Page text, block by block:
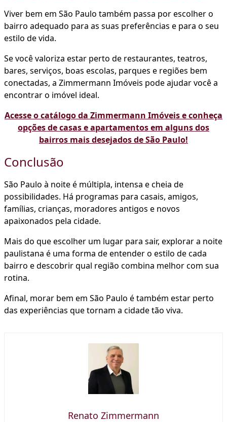
Viver bem em São Paulo também passa por escolher o
bairro adequado para as suas preferências e para o seu
estilo de vida.
Se você valoriza estar perto de restaurantes, teatros,
bares, serviços, boas escolas, parques e regiões bem
conectadas, a Zimmermann Imóveis pode ajudar você a
encontrar o imóvel ideal.
Acesse o catálogo da Zimmermann Imóveis e conheça
opções de casas e apartamentos em alguns dos
bairros mais desejados de São Paulo!
Conclusão
São Paulo à noite é múltipla, intensa e cheia de
possibilidades. Há programas para casais, amigos,
famílias, crianças, moradores antigos e novos
apaixonados pela cidade.
Mais do que escolher um lugar para sair, explorar a noite
paulistana é uma forma de entender o estilo de cada
bairro e descobrir qual região combina melhor com sua
rotina.
Afinal, morar bem em São Paulo é também estar perto
das experiências que tornam a cidade tão viva.
Renato Zimmermann